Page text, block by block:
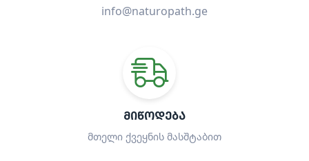
info@naturopath.ge
ᲛᲘᲬᲝᲓᲔᲑᲐ
მთელი ქვეყნის მასშტაბით